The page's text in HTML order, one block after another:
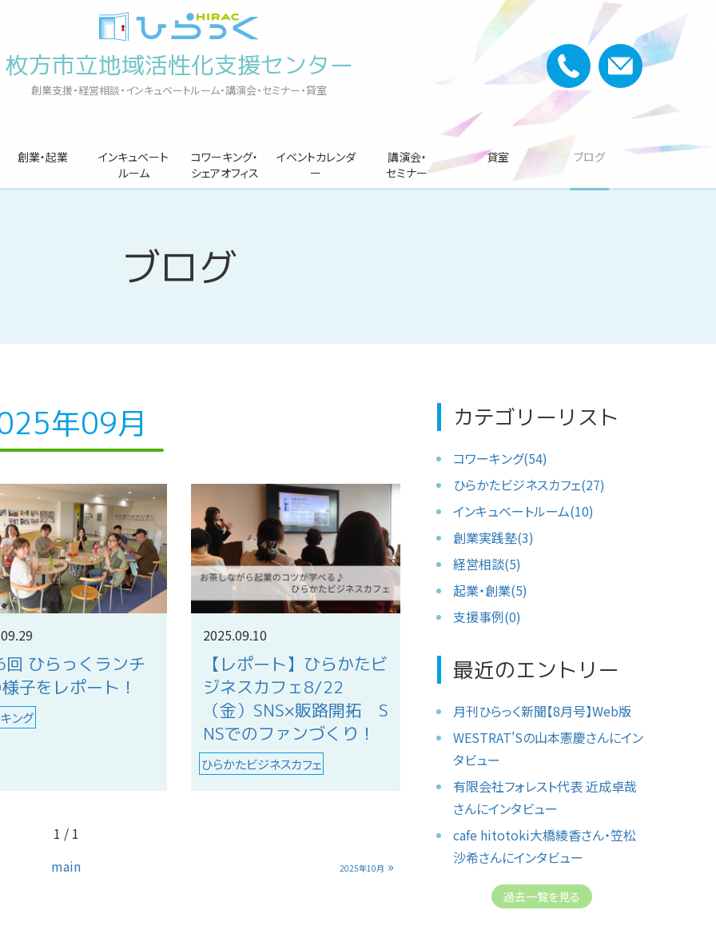
枚方市立地域活性化支援センター
創業支援・経営相談・インキュベートルーム・講演会・セミナー・貸室
創業・起業
インキュベート
ルーム
コワーキング・
シェアオフィス
イベントカレンダ
ー
講演会・
セミナー
貸室 ブログ
ブログ
年09月
回 ひらっくランチ
子をレポート！
ング
【レポート】ひらかたビ
ジネスカフェ8/22
（金）SNS×販路開拓 S
NSでのファンづくり！
2025.09.10
ひらかたビジネスカフェ
1 / 1
main 2025年10月 »
カテゴリーリスト
コワーキング(54)
ひらかたビジネスカフェ(27)
インキュベートルーム(10)
創業実践塾(3)
経営相談(5)
起業・創業(5)
支援事例(0)
最近のエントリー
月刊ひらっく新聞【8月号】Web版
WESTRAT'Sの山本憲慶さんにイン
タビュー
有限会社フォレスト代表 近成卓哉
さんにインタビュー
cafe hitotoki大橋綾香さん・笠松
沙希さんにインタビュー
過去一覧を見る